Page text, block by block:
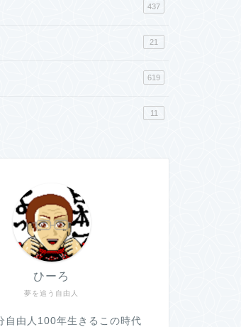
437
21
619
11
夢を追う自由人
ひーろ
自由人100年生きるこの時代